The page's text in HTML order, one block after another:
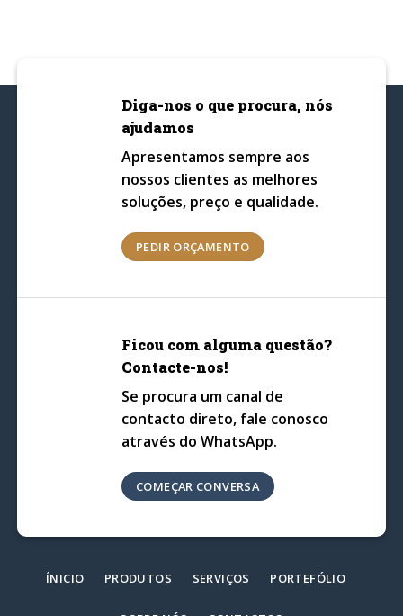
Diga-nos o que procura, nós
ajudamos
Apresentamos sempre aos
nossos clientes as melhores
soluções, preço e qualidade.
PEDIR ORÇAMENTO
Ficou com alguma questão?
Contacte-nos!
Se procura um canal de
contacto direto, fale conosco
através do WhatsApp.
COMEÇAR CONVERSA
ÍNICIO PRODUTOS SERVIÇOS PORTEFÓLIO